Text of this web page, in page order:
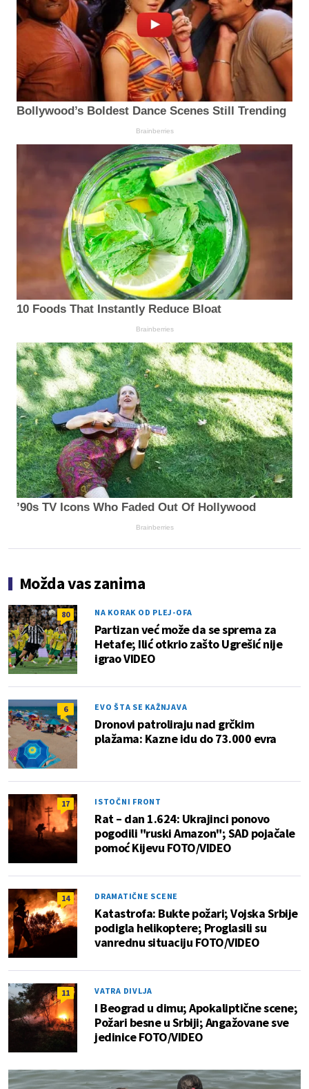
Bollywood’s Boldest Dance Scenes Still Trending
Brainberries
10 Foods That Instantly Reduce Bloat
Brainberries
’90s TV Icons Who Faded Out Of Hollywood
Brainberries
Možda vas zanima
80 NA KORAK OD PLEJ-OFA
Partizan već može da se sprema za
Hetafe; Ilić otkrio zašto Ugrešić nije
igrao VIDEO
6 EVO ŠTA SE KAŽNJAVA
Dronovi patroliraju nad grčkim
plažama: Kazne idu do 73.000 evra
17 ISTOČNI FRONT
Rat – dan 1.624: Ukrajinci ponovo
pogodili "ruski Amazon"; SAD pojačale
pomoć Kijevu FOTO/VIDEO
14 DRAMATIČNE SCENE
Katastrofa: Bukte požari; Vojska Srbije
podigla helikoptere; Proglasili su
vanrednu situaciju FOTO/VIDEO
11 VATRA DIVLJA
I Beograd u dimu; Apokaliptične scene;
Požari besne u Srbiji; Angažovane sve
jedinice FOTO/VIDEO